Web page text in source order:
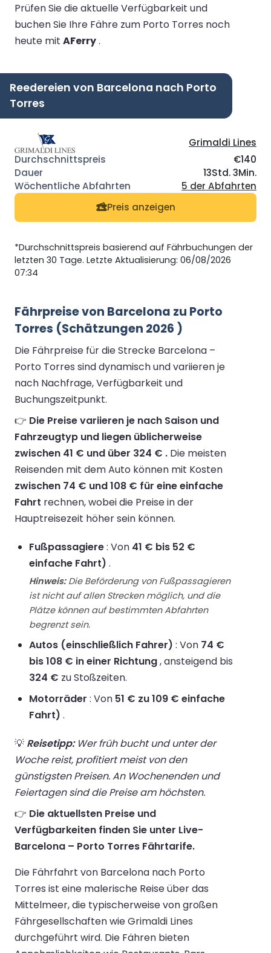
Prüfen Sie die aktuelle Verfügbarkeit und
buchen Sie Ihre Fähre zum Porto Torres noch
heute mit AFerry.
Reedereien von Barcelona nach Porto
Torres
Grimaldi Lines
€140
13Std. 3Min.
5 der Abfahrten
Preis anzeigen
*Durchschnittspreis basierend auf Fährbuchungen der
letzten 30 Tage. Letzte Aktualisierung: 06/08/2026
07:34
Fährpreise von Barcelona zu Porto
Torres (Schätzungen 2026 )
Die Fährpreise für die Strecke Barcelona –
Porto Torres sind dynamisch und variieren je
nach Nachfrage, Verfügbarkeit und
Buchungszeitpunkt.
👉 Die Preise variieren je nach Saison und
Fahrzeugtyp und liegen üblicherweise
zwischen 41 € und über 324 € . Die meisten
Reisenden mit dem Auto können mit Kosten
zwischen 74 € und 108 € für eine einfache
Fahrt rechnen, wobei die Preise in der
Hauptreisezeit höher sein können.
Fußpassagiere: Von 41 € bis 52 €
einfache Fahrt) .
Hinweis:Die Beförderung von Fußpassagieren
ist nicht auf allen Strecken möglich, und die
Plätze können auf bestimmten Abfahrten
begrenzt sein.
Autos (einschließlich Fahrer) : Von 74 €
bis 108 € in einer Richtung, ansteigend bis
324 € zu Stoßzeiten.
Motorräder : Von 51 € zu 109 € einfache
Fahrt) .
💡 Reisetipp:Wer früh bucht und unter der
Woche reist, profitiert meist von den
günstigsten Preisen. An Wochenenden und
Feiertagen sind die Preise am höchsten.
👉 Die aktuellsten Preise und
Verfügbarkeiten finden Sie unter Live-
Barcelona – Porto Torres Fährtarife.
Die Fährfahrt von Barcelona nach Porto
Torres ist eine malerische Reise über das
Mittelmeer, die typischerweise von großen
Fährgesellschaften wie Grimaldi Lines
durchgeführt wird. Die Fähren bieten